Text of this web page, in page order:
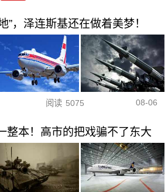
”，泽连斯基还在做着美梦！
阅读 5075 08-06
整本！高市的把戏骗不了东大